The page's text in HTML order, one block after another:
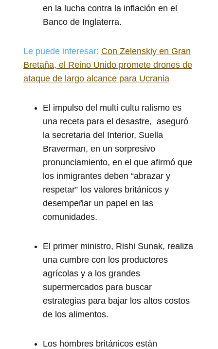
en la lucha contra la inflación en el
Banco de Inglaterra.
Le puede interesar: Con Zelenskiy en Gran
Bretaña, el Reino Unido promete drones de
ataque de largo alcance para Ucrania
El impulso del multi cultu ralismo es
una receta para el desastre, aseguró
la secretaria del Interior, Suella
Braverman, en un sorpresivo
pronunciamiento, en el que afirmó que
los inmigrantes deben “abrazar y
respetar” los valores británicos y
desempeñar un papel en las
comunidades.
El primer ministro, Rishi Sunak, realiza
una cumbre con los productores
agrícolas y a los grandes
supermercados para buscar
estrategias para bajar los altos costos
de los alimentos.
Los hombres británicos están